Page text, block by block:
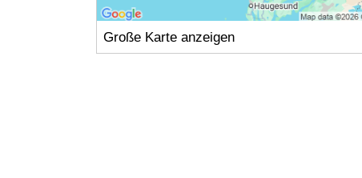
Große Karte anzeigen